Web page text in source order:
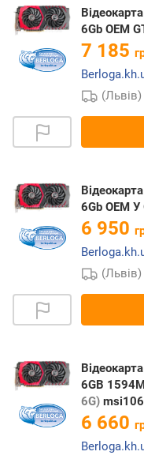
6Gb ОЕМ
7 185
(Львів)
6Gb ОЕМ У
6 950
(Львів)
6GB
6G)
6 660